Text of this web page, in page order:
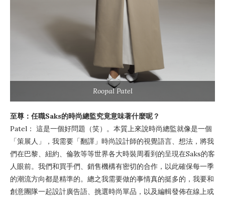
Roopal Patel
至尊：任職Saks的時尚總監究竟意味著什麼呢？
Patel： 這是一個好問題（笑）。本質上來說時尚總監就像是一個
「策展人」，我需要「翻譯」時尚設計師的視覺語言、想法，將我
們在巴黎、紐約、倫敦等等世界各大時裝周看到的呈現在Saks的客
人眼前。我們和買手們、銷售機構有密切的合作，以此確保每一季
的潮流方向都是精準的。總之我需要做的事情真的挺多的，我要和
創意團隊一起設計廣告語、挑選時尚單品，以及編輯發佈在線上或